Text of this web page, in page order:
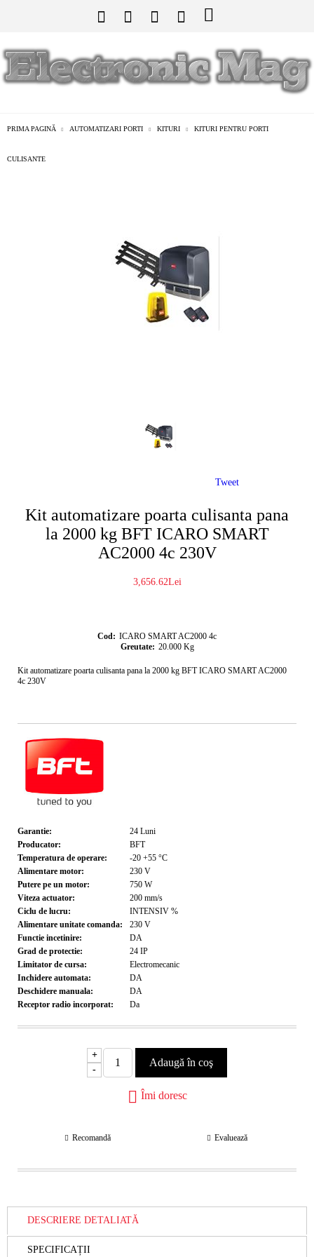
PRIMA PAGINĂ AUTOMATIZARI PORTI KITURI KITURI PENTRU PORTI
CULISANTE
Kit automatizare poarta culisanta pana
la 2000 kg BFT ICARO SMART
AC2000 4c 230V
3,656.62Lei
Cod: ICARO SMART AC2000 4c
Greutate: 20.000 Kg
Kit automatizare poarta culisanta pana la 2000 kg BFT ICARO SMART AC2000
4c 230V
Garantie: 24 Luni
Producator:
BFT
Temperatura de operare:
-20 +55 °C
Alimentare motor:
230 V
Putere pe un motor:
750 W
Viteza actuator:
200 mm/s
Ciclu de lucru:
INTENSIV %
Alimentare unitate comanda:
230 V
Functie incetinire:
DA
Grad de protectie:
24 IP
Limitator de cursa:
Electromecanic
Inchidere automata:
DA
Deschidere manuala:
DA
Receptor radio incorporat:
Da
+
-
Îmi doresc
Recomandă Evaluează
Tweet
DESCRIERE DETALIATĂ
SPECIFICAȚII